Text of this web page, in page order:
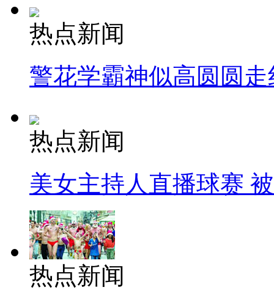
热点新闻
警花学霸神似高圆圆走
热点新闻
美女主持人直播球赛
热点新闻